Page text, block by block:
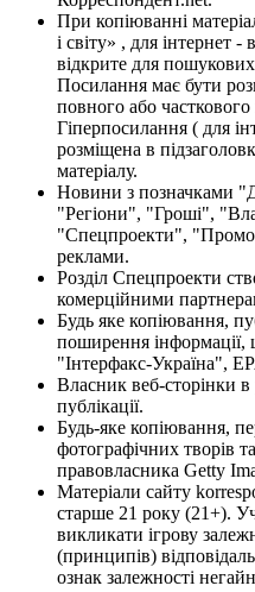
При копіюванні
і світу» , для інтернет
відкрите для
Посилання має бути
повного або часткового
Гіперпосилання ( для
розміщена в
матеріалу.
Новини з позначками
"Регіони", "Гроші",
"Спецпроекти",
реклами.
Розділ Спецпроекти
комерційними
Будь яке копіювання,
поширення інформації,
"Інтерфакс-Україна",
Власник веб-сторінки в
публікації.
Будь-яке копіювання,
фотографічних творів
правовласника Getty
Матеріали сайту
старше 21 року (21+).
викликати ігрову
(принципів)
ознак залежності